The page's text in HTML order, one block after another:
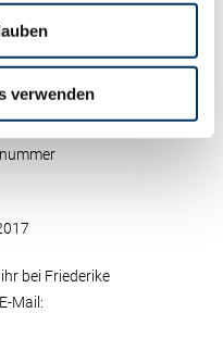
verwenden
bei Friederike
Mail: